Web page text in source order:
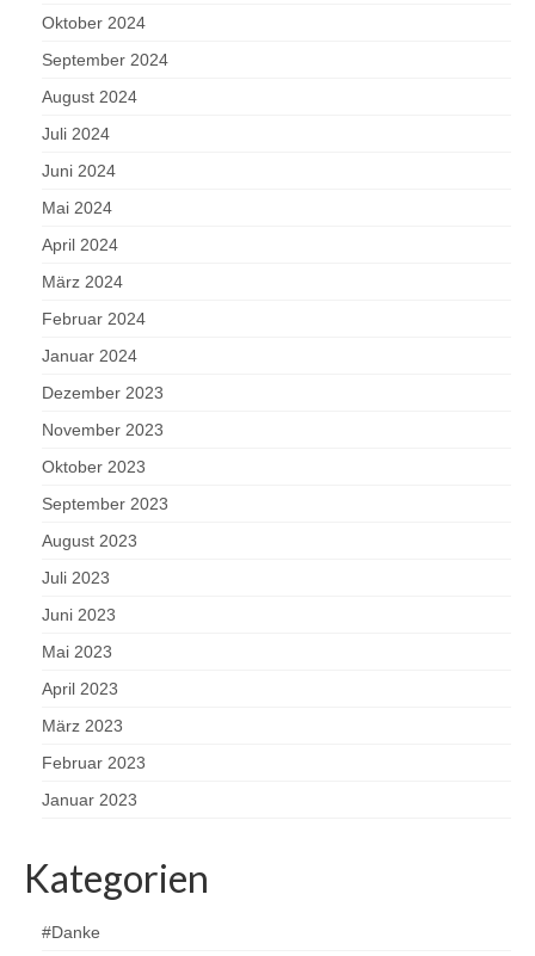
Oktober 2024
September 2024
August 2024
Juli 2024
Juni 2024
Mai 2024
April 2024
März 2024
Februar 2024
Januar 2024
Dezember 2023
November 2023
Oktober 2023
September 2023
August 2023
Juli 2023
Juni 2023
Mai 2023
April 2023
März 2023
Februar 2023
Januar 2023
Kategorien
#Danke